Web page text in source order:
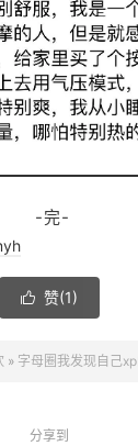
-完-
 赞(1)
» 字母圈我发现自己
分享到